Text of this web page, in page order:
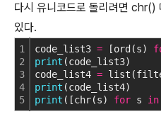
다시 유니코드로 돌리려면 chr()
있다.
1
2
3
4
5
code_list3 = [ord(s)
print (code_list3)
code_list4 =
print (code_list4)
print ([chr(s) for s in